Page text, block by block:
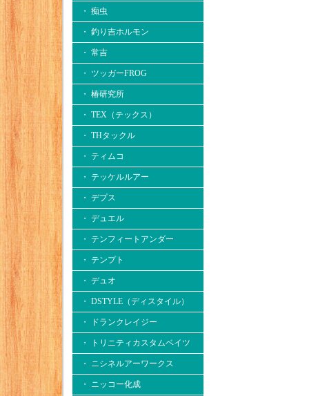
・ 痴虫
・ 釣り吉ホルモン
・ 常吉
・ ツッガーFROG
・ 椿研究所
・ TEX（テックス）
・ THタックル
・ ティムコ
・ テッケルルアー
・ デプス
・ デュエル
・ テンフィートアンダー
・ テンプト
・ デュオ
・ DSTYLE（ディスタイル）
・ ドランクレイジー
・ トリニティカスタムベイツ
・ ニシネルアーワークス
・ ニッコー化成